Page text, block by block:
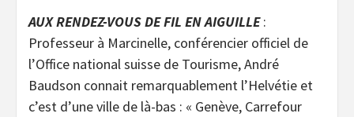
AUX RENDEZ-VOUS DE FIL EN AIGUILLE:
Professeur à Marcinelle, conférencier officiel de
l’Office national suisse de Tourisme, André
Baudson connait remarquablement l’Helvétie et
c’est d’une ville de là-bas : « Genève, Carrefour